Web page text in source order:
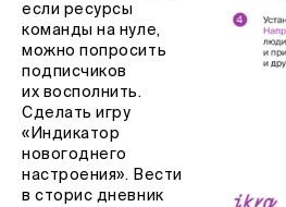
если ресурсы
команды на нуле,
можно попросить
подписчиков
их восполнить.
Сделать игру
«Индикатор
новогоднего
настроения». Вести
в сторис дневник